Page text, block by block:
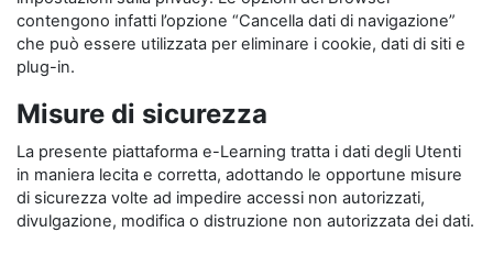
contengono infatti l’opzione “Cancella dati di navigazione”
che può essere utilizzata per eliminare i cookie, dati di siti e
plug-in.
Misure di sicurezza
La presente piattaforma e-Learning tratta i dati degli Utenti
in maniera lecita e corretta, adottando le opportune misure
di sicurezza volte ad impedire accessi non autorizzati,
divulgazione, modifica o distruzione non autorizzata dei dati.